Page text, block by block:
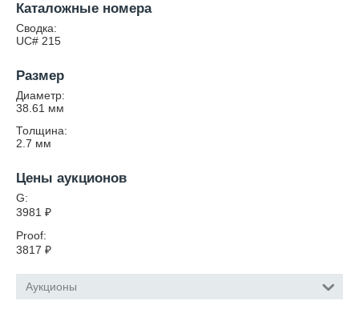
Каталожные номера
Сводка:
UC# 215
Размер
Диаметр:
38.61 мм
Толщина:
2.7 мм
Цены аукционов
G:
3981 ₽
Proof:
3817 ₽
Аукционы